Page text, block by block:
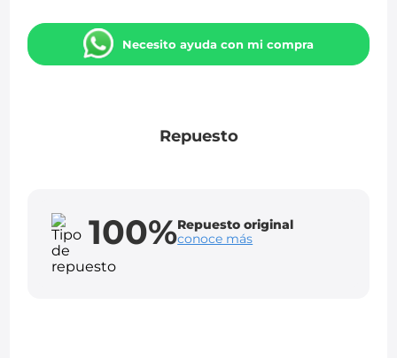
Necesito ayuda con mi compra
Repuesto
100%Repuesto original
conoce más